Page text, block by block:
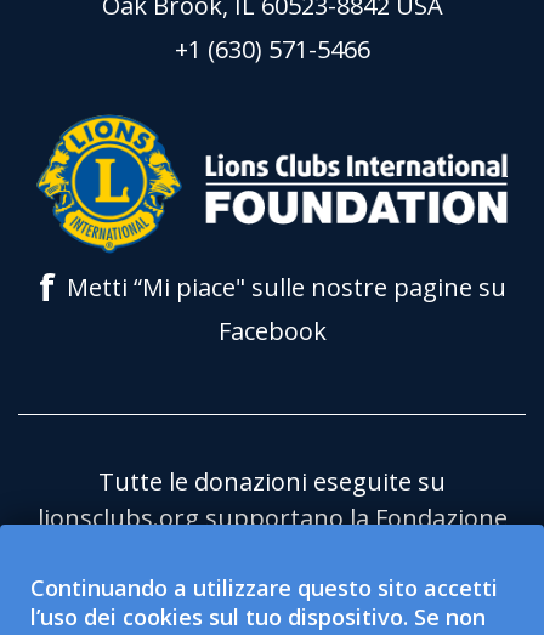
Continuando a utilizzare questo sito accetti
l’uso dei cookies sul tuo dispositivo. Se non
+1 (630) 571-5466
f Metti “Mi piace" sulle nostre pagine su
Facebook
Tutte le donazioni eseguite su
lionsclubs.org supportano la Fondazione
un'organizzazione pubblica no profit
501(c)(3) esentasse. Lions Clubs